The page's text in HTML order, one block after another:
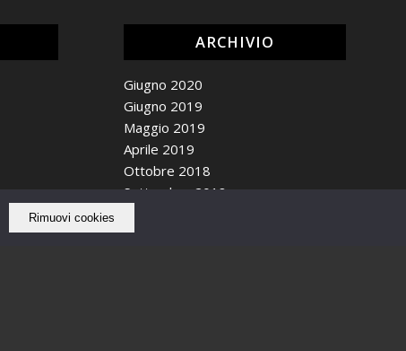
ARCHIVIO
Giugno 2020
Giugno 2019
Maggio 2019
Aprile 2019
Ottobre 2018
Settembre 2018
Luglio 2018
Rimuovi cookies